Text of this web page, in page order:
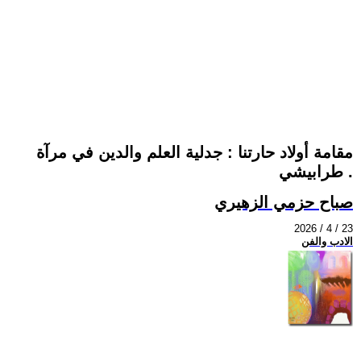
مقامة أولاد حارتنا : جدلية العلم والدين في مرآة
طرابيشي .
صباح حزمي الزهيري
2026 / 4 / 23
الادب والفن